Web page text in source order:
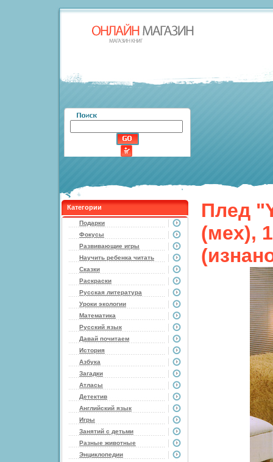
Категории
Подарки
Фокусы
Развивающие игры
Научить ребенка читать
Сказки
Раскраски
Русская литература
Уроки экологии
Математика
Русский язык
Давай почитаем
История
Азбука
Загадки
Атласы
Детектив
Английский язык
Игры
Занятий с детьми
Разные животные
Энциклопедии
Плед
(мех),